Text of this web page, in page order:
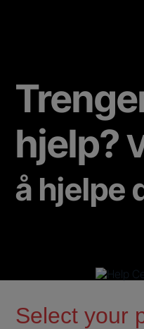
hjelp?
å hjelpe
Select your